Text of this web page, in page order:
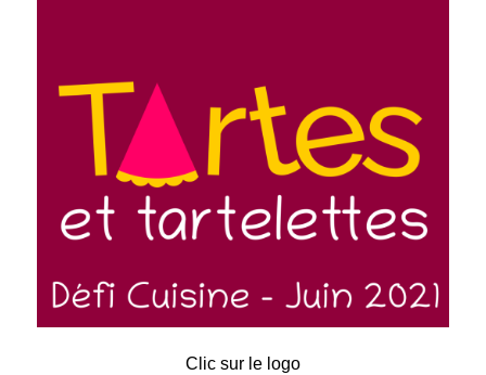
Clic sur le logo